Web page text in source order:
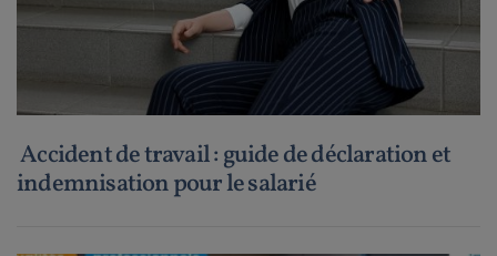
Accident de travail : guide de déclaration et
indemnisation pour le salarié